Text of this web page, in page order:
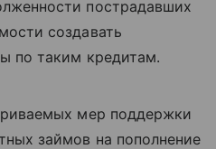
пострадавших
создавать
по таким кредитам.
мер поддержки
займов на пополнение